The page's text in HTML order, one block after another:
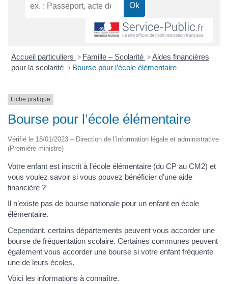
Accueil particuliers > Famille – Scolarité > Aides financières
pour la scolarité > Bourse pour l’école élémentaire
Fiche pratique
Bourse pour l’école élémentaire
Vérifié le 18/01/2023 – Direction de l’information légale et administrative
(Première ministre)
Votre enfant est inscrit à l’école élémentaire (du CP au CM2) et
vous voulez savoir si vous pouvez bénéficier d’une aide
financière ?
Il n’existe pas de bourse nationale pour un enfant en école
élémentaire.
Cependant, certains départements peuvent vous accorder une
bourse de fréquentation scolaire. Certaines communes peuvent
également vous accorder une bourse si votre enfant fréquente
une de leurs écoles.
Voici les informations à connaître.